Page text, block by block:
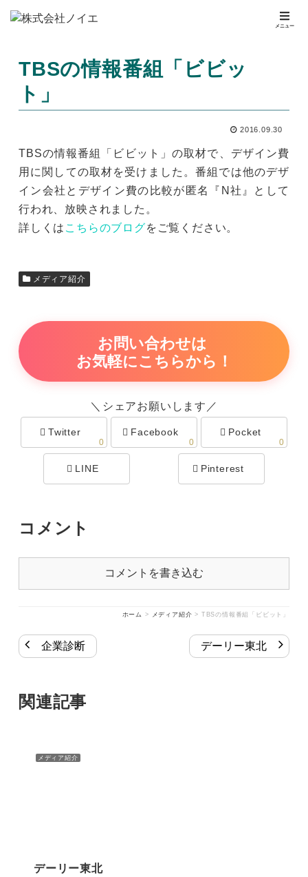
メニュー
TBSの情報番組「ビビッ
ト」
2016.09.30
TBSの情報番組「ビビット」の取材で、デザイン費
用に関しての取材を受けました。番組では他のデザ
イン会社とデザイン費の比較が匿名『N社』として
行われ、放映されました。
詳しくは こちらのブログをご覧ください。
メディア紹介
お問い合わせは
お気軽にこちらから！
＼シェアお願いします／
Twitter
0
Facebook
0
Pocket
0
LINE Pinterest
コメント
コメントを書き込む
ホーム > メディア紹介 > TBSの情報番組「ビビット」
企業診断 デーリー東北
関連記事
メディア紹介
デーリー東北